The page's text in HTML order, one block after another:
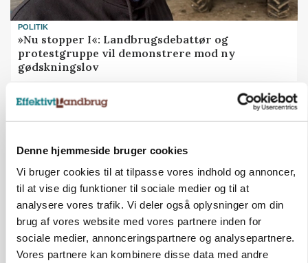
Denne hjemmeside bruger cookies
Vi bruger cookies til at tilpasse vores indhold og annoncer,
til at vise dig funktioner til sociale medier og til at
analysere vores trafik. Vi deler også oplysninger om din
brug af vores website med vores partnere inden for
sociale medier, annonceringspartnere og analysepartnere.
Vores partnere kan kombinere disse data med andre
POLITIK
»Nu stopper I«: Landbrugsdebattør og
protestgruppe vil demonstrere mod ny
gødskningslov